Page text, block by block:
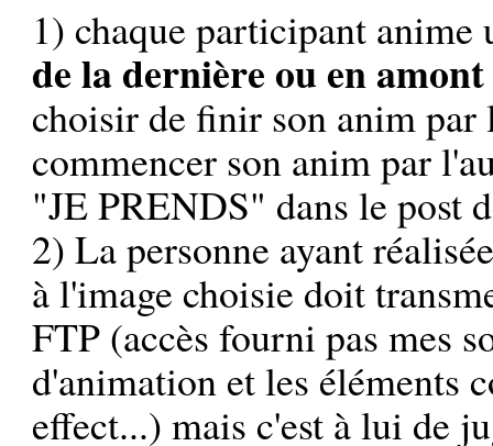
1) chaque participant
de la dernière ou en
choisir de finir son anim par
commencer son anim par
"JE PRENDS" dans le post
2) La personne ayant
à l'image choisie doit
FTP (accès fourni pas mes
d'animation et les éléments
effect...) mais c'est à lui de